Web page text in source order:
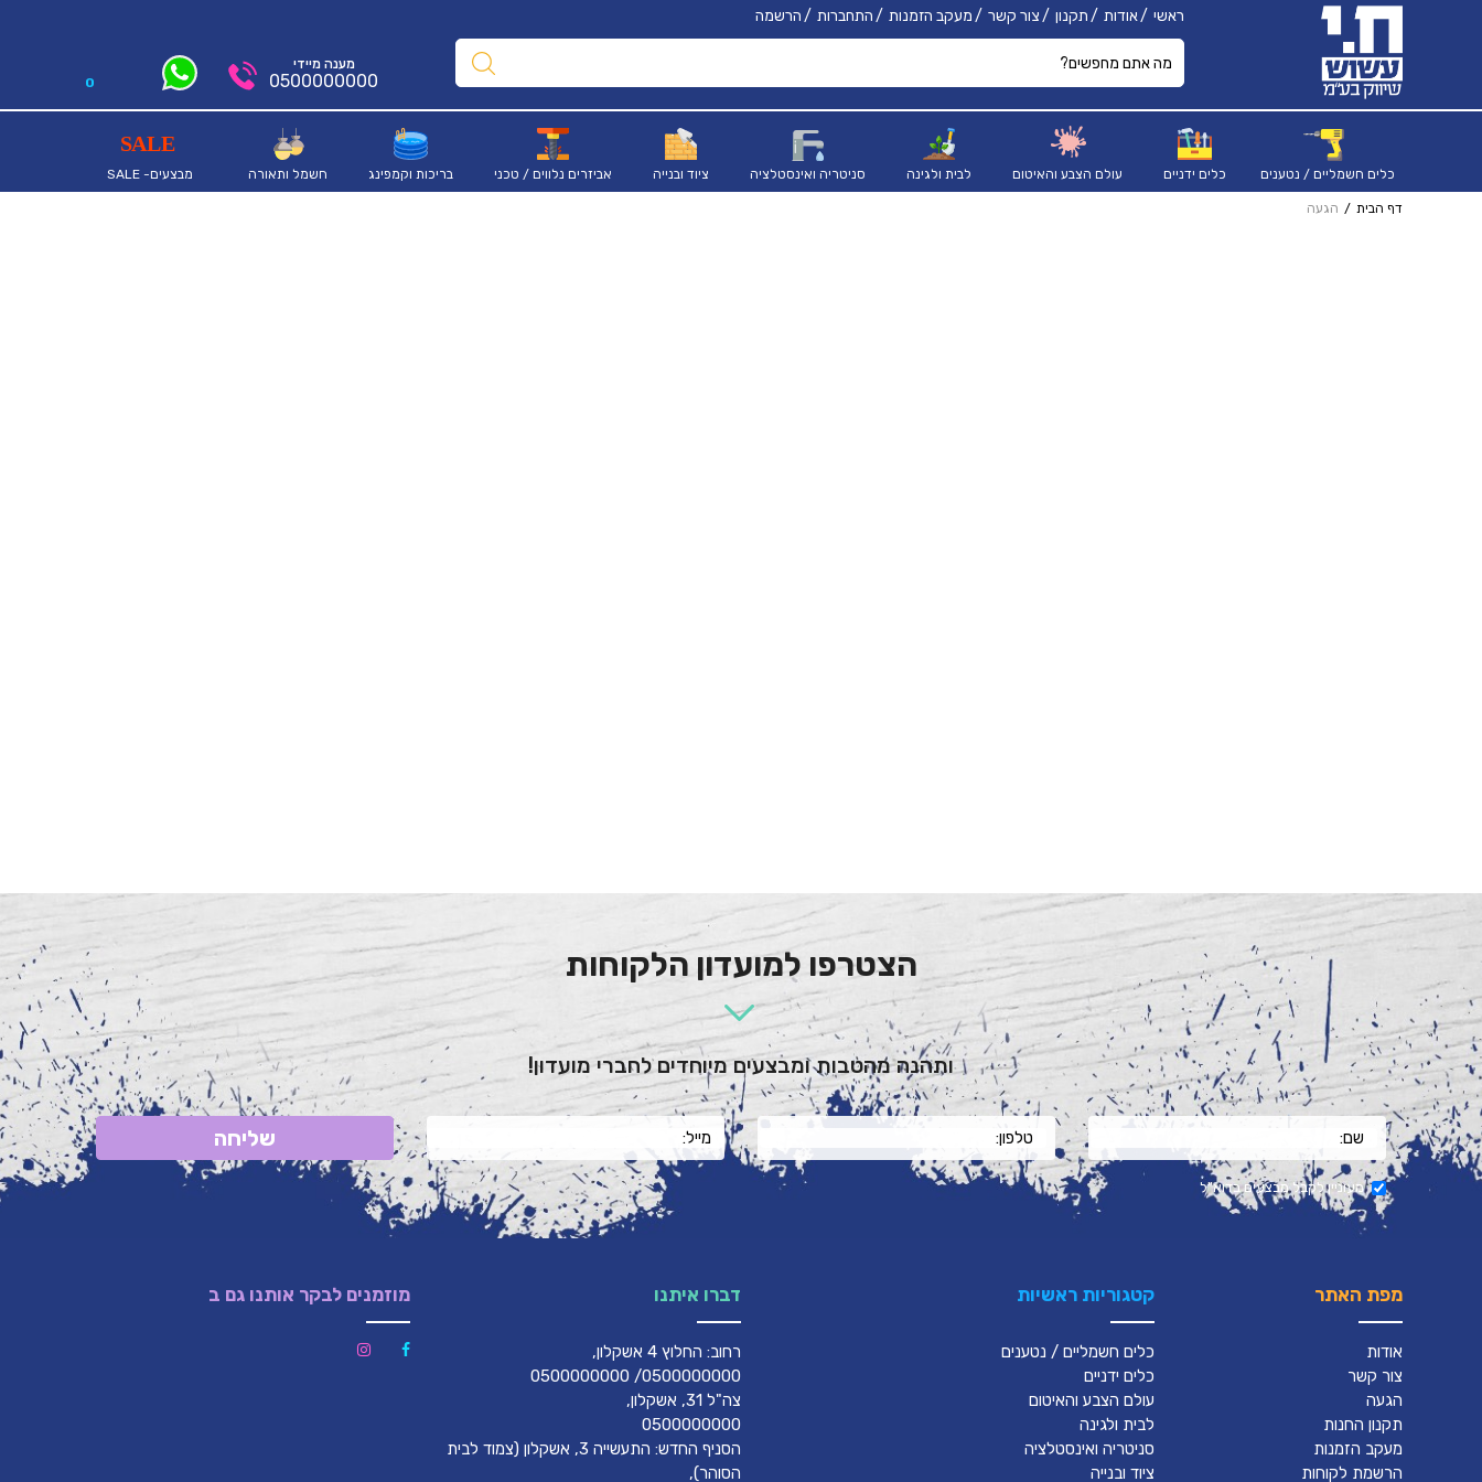
0
ראשי אודות תקנון צור קשר מעקב הזמנות התחברות הרשמה
כלים חשמליים / נטענים כלים ידניים עולם הצבע והאיטום לבית ולגינה סניטריה ואינסטלציה ציוד ובנייה אביזרים נלווים / טכני בריכות וקמפינג חשמל ותאורה מבצעים- SALE
מענה מיידי
0500000000
דף הבית הגעה
הצטרפו למועדון הלקוחות
ותהנה מהטבות ומבצעים מיוחדים לחברי מועדון!
שליחה
מעוניין לקבל מבצעים בדוא"ל
מפת האתר
אודות
צור קשר
הגעה
תקנון החנות
מעקב הזמנות
הרשמת לקוחות
קטגוריות ראשיות
כלים חשמליים / נטענים
כלים ידניים
עולם הצבע והאיטום
לבית ולגינה
סניטריה ואינסטלציה
ציוד ובנייה
דברו איתנו
רחוב: החלוץ 4 אשקלון,
0500000000/ 0500000000
צה"ל 31, אשקלון,
0500000000
הסניף החדש: התעשייה 3, אשקלון (צמוד לבית
הסוהר),
מוזמנים לבקר אותנו גם ב